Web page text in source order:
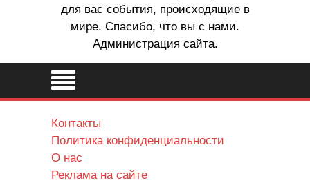
для вас события, происходящие в
мире. Спасибо, что вы с нами.
Администрация сайта.
Контакты
Политика конфиденциальности
О нас
Реклама на сайте